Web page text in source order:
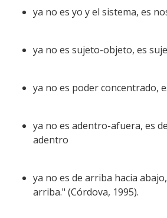
ya no es yo y el sistema, es
ya no es sujeto-objeto, es
ya no es poder concentrado,
ya no es adentro-afuera, es
adentro
ya no es de arriba hacia
arriba." (Córdova, 1995).